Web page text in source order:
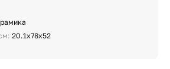
20.1х78х52